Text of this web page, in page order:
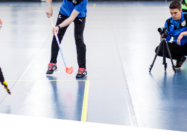
alan
tietoja muihin tietoihin, joita